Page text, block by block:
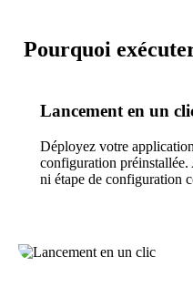
Pourquoi
Lancement en un
Déployez votre
configuration
ni étape de configuration